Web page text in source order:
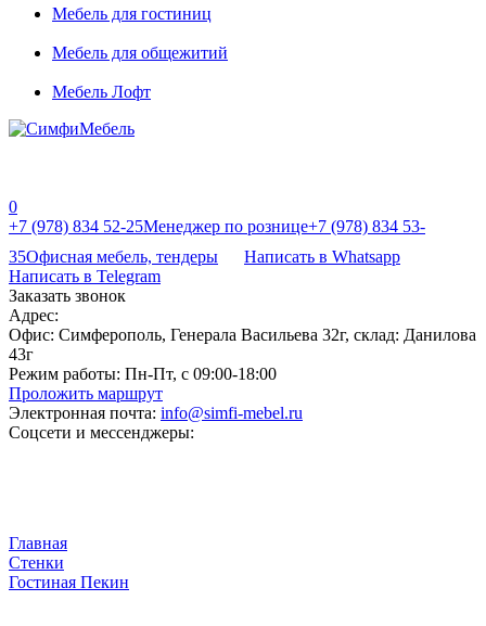
Мебель для гостиниц
Мебель для общежитий
Мебель Лофт
0
+7 (978) 834 52-25Менеджер по рознице+7 (978) 834 53-
35Офисная мебель, тендеры
Написать в Whatsapp
Написать в Telegram
Заказать звонок
Адрес:
Офис: Симферополь, Генерала Васильева 32г, склад: Данилова
43г
Режим работы: Пн-Пт, с 09:00-18:00
Проложить маршрут
Электронная почта: info@simfi-mebel.ru
Соцсети и мессенджеры:
Главная
Стенки
Гостиная Пекин